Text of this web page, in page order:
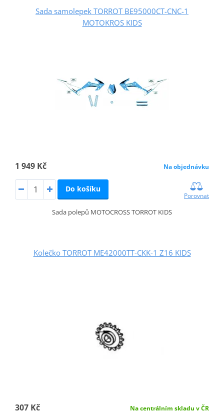
Sada samolepek TORROT BE95000CT-CNC-1
MOTOKROS KIDS
1 949 Kč Na objednávku
Do košíku
Porovnat
Sada polepů MOTOCROSS TORROT KIDS
Kolečko TORROT ME42000TT-CKK-1 Z16 KIDS
307 Kč Na centrálním skladu v ČR